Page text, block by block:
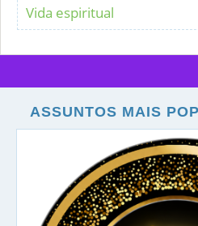
Vida espiritual
ASSUNTOS MAIS